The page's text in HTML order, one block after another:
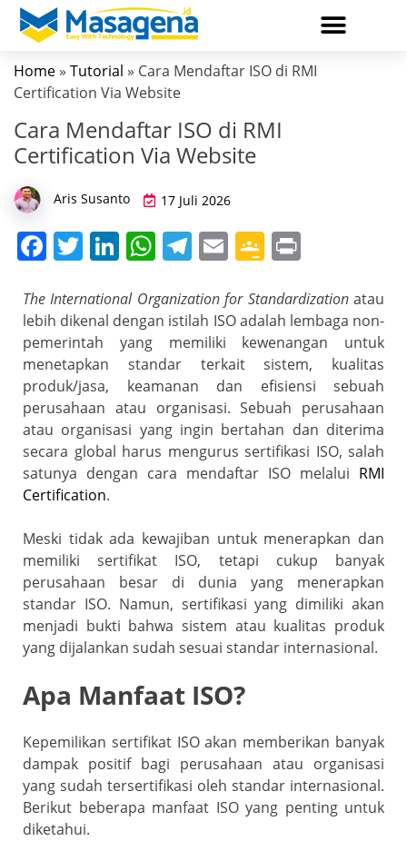
Home » Tutorial » Cara Mendaftar ISO di RMI
Certification Via Website
Cara Mendaftar ISO di RMI
Certification Via Website
Aris Susanto 17 Juli 2026
F
c
e
b
o
o
k
T
itt
er
Li
k
e
dI
n
W
at
s
A
p
p
T
e
gr
a
m
E
ai
l
G
o
gl
e
Cl
a
ss
ro
m
t
The International Organization for Standardizationatau
lebih dikenal dengan istilah ISO adalah lembaga non-
pemerintah yang memiliki kewenangan untuk
menetapkan standar terkait sistem, kualitas
produk/jasa, keamanan dan efisiensi sebuah
perusahaan atau organisasi. Sebuah perusahaan
atau organisasi yang ingin bertahan dan diterima
secara global harus mengurus sertifikasi ISO, salah
satunya dengan cara mendaftar ISO melalui RMI
Certification.
Meski tidak ada kewajiban untuk menerapkan dan
memiliki sertifikat ISO, tetapi cukup banyak
perusahaan besar di dunia yang menerapkan
standar ISO. Namun, sertifikasi yang dimiliki akan
menjadi bukti bahwa sistem atau kualitas produk
yang dijalankan sudah sesuai standar internasional.
Apa Manfaat ISO?
Kepemilikan sertifikat ISO akan memberikan banyak
dampak positif bagi perusahaan atau organisasi
yang sudah tersertifikasi oleh standar internasional.
Berikut beberapa manfaat ISO yang penting untuk
diketahui.